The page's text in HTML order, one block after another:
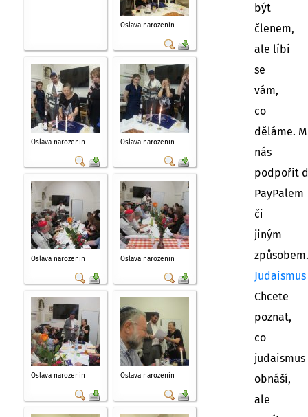
Oslava narozenin
Oslava narozenin Oslava narozenin
Oslava narozenin Oslava narozenin
Oslava narozenin Oslava narozenin
být
členem,
ale líbí
se
vám,
co
děláme.
nás
podpořit
PayPalem
či
jiným
způsobem.
Judaismus
Chcete
poznat,
co
judaismus
obnáší,
ale